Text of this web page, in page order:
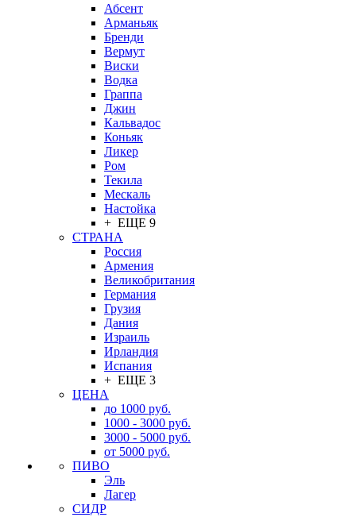
Абсент
Арманьяк
Бренди
Вермут
Виски
Водка
Граппа
Джин
Кальвадос
Коньяк
Ликер
Ром
Текила
Мескаль
Настойка
+ ЕЩЕ 9
СТРАНА
Россия
Армения
Великобритания
Германия
Грузия
Дания
Израиль
Ирландия
Испания
+ ЕЩЕ 3
ЦЕНА
до 1000 руб.
1000 - 3000 руб.
3000 - 5000 руб.
от 5000 руб.
ПИВО
Эль
Лагер
СИДР